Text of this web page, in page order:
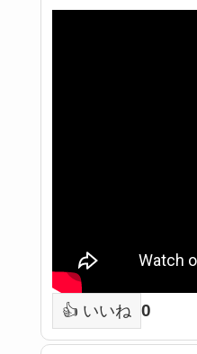
👍 いいね 0